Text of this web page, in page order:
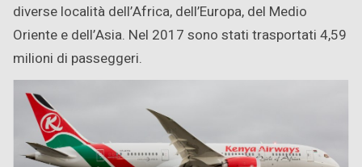
diverse località dell’Africa, dell’Europa, del Medio
Oriente e dell’Asia. Nel 2017 sono stati trasportati 4,59
milioni di passeggeri.